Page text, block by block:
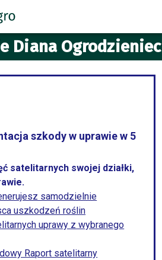
Diana Ogrodzieniec
szkody w uprawie w 5
satelitarnych swojej działki,
samodzielnie
uszkodzeń roślin
uprawy z wybranego
Raport satelitarny